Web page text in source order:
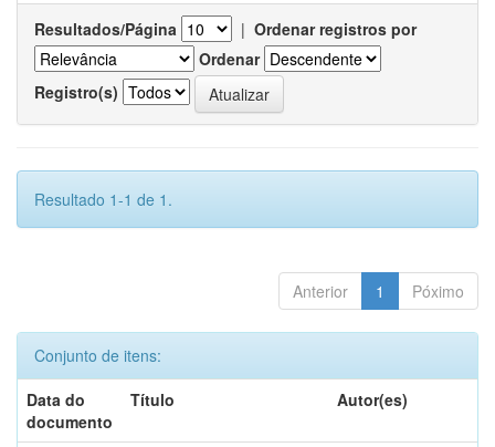
Resultados/Página | Ordenar registros por
Ordenar
Registro(s)
Resultado 1-1 de 1.
Anterior 1 Póximo
Conjunto de itens:
Data do
documento
Título Autor(es)